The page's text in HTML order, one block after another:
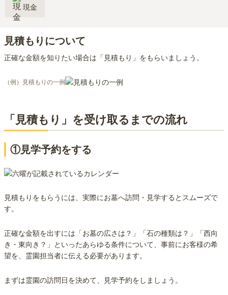
現金
見積もりについて
正確な金額を知りたい場合は「見積もり」をもらいましょう。
（例）見積もりの一例
「見積もり」を受け取るまでの流れ
①見学予約をする
見積もりをもらうには、実際にお墓へ訪問・見学するとスムーズで
す。
正確な金額を出すには「お墓の広さは？」「石の種類は？」「西向
き・東向き？」といったあらゆる条件について、事前にお客様の希
望を、霊園担当者に伝える必要があります。
まずは霊園の訪問日を決めて、見学予約をしましょう。